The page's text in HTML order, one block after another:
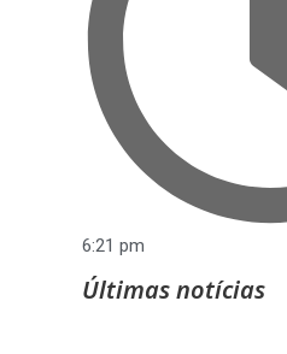
6:21 pm
Últimas notícias